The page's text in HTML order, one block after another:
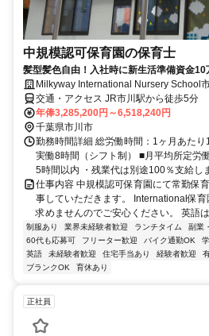
中規模認可保育園の保育士
髪型髪色自由！入社時に新生活準備資金
Milkyway International Nursery School
交通・アクセス JR市川駅から徒歩5分
年俸3,285,200円～6,518,240円
千葉県市川市
勤務時間詳細 総労働時間：1ヶ月あた
実働8時間（シフト制） ■月平均所定労
5時間以内 ・残業代は別途100％支給し
仕事内容 中規模認可保育園にて常勤保
事していただきます。 International保
求めませんのでご安心ください。 英語
制服あり 業界未経験者歓迎 ランチタイム 副業
60代も応募可
フリーター歓迎 バイク通勤OK
英語
未経験者歓迎 住宅手当あり 経験者歓迎
ブランクOK
育休あり
正社員